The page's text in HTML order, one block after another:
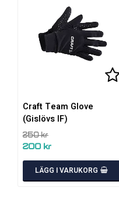
Craft Team Glove
(Gislövs IF)
250 kr
200 kr
LÄGG I VARUKORG